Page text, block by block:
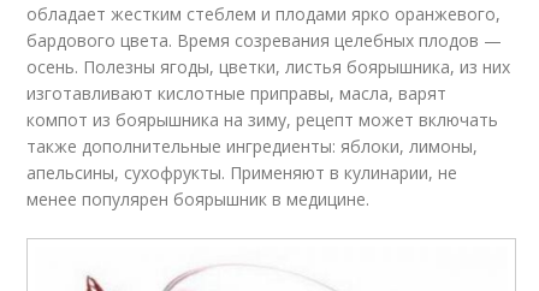
обладает жестким стеблем и плодами ярко оранжевого,
бардового цвета. Время созревания целебных плодов —
осень. Полезны ягоды, цветки, листья боярышника, из них
изготавливают кислотные приправы, масла, варят
компот из боярышника на зиму, рецепт может включать
также дополнительные ингредиенты: яблоки, лимоны,
апельсины, сухофрукты. Применяют в кулинарии, не
менее популярен боярышник в медицине.